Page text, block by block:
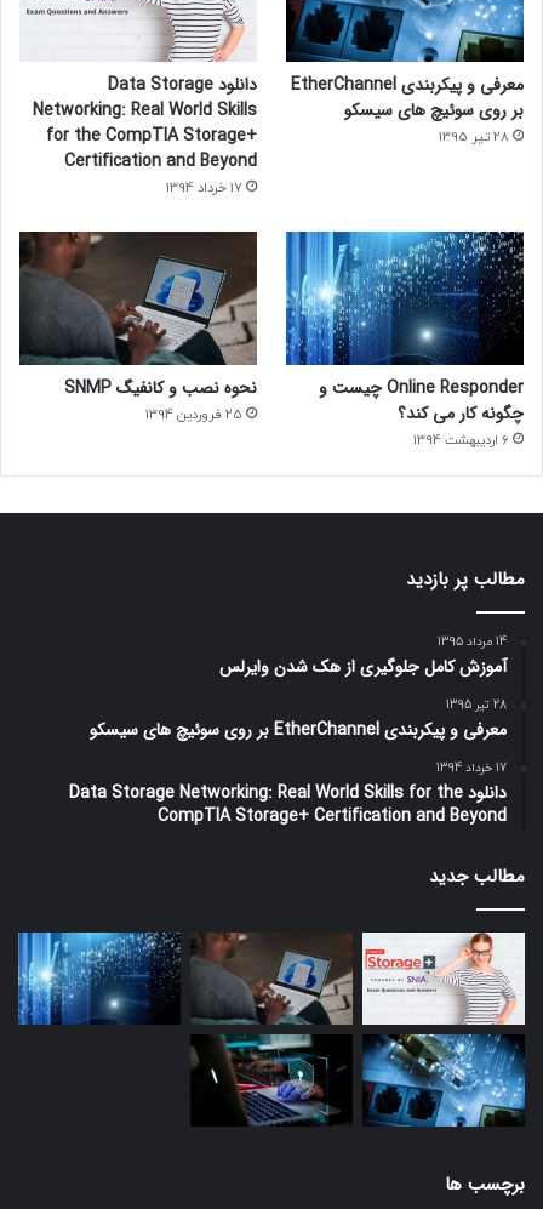
معرفی و پیکربندی EtherChannel
بر روی سوئیچ های سیسکو
28 تیر 1395
دانلود Data Storage
Networking: Real World Skills
for the CompTIA Storage+
Certification and Beyond
17 خرداد 1394
Online Responder چیست و
چگونه کار می کند؟
6 اردیبهشت 1394
نحوه نصب و کانفیگ SNMP
25 فروردین 1394
مطالب پر بازدید
14 مرداد 1395
آموزش کامل جلوگیری از هک شدن وایرلس
28 تیر 1395
معرفی و پیکربندی EtherChannel بر روی سوئیچ های سیسکو
17 خرداد 1394
دانلود Data Storage Networking: Real World Skills for the
CompTIA Storage+ Certification and Beyond
مطالب جدید
برچسب ها